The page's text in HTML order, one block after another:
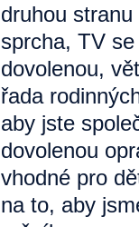
druhou
sprcha, TV
dovolenou,
řada
aby jste
dovolenou
vhodné pro
na to, aby